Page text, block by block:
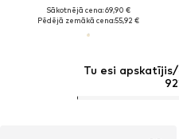
Sākotnējā cena: 69,90 €
Pēdējā zemākā cena:55,92 €
Tu esi